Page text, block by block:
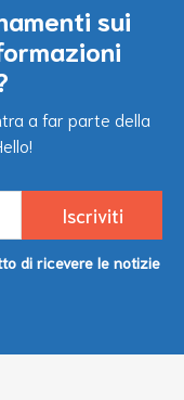
sui
a far parte della
di ricevere le notizie